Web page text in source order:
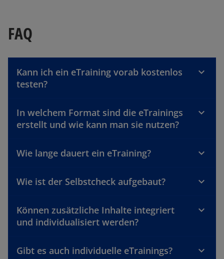
FAQ
Kann ich ein eTraining vorab kostenlos
testen?
In welchem Format sind die eTrainings
erstellt und wie kann man sie nutzen?
Wie lange dauert ein eTraining?
Wie ist der Selbstcheck aufgebaut?
Können zusätzliche Inhalte integriert
und individualisiert werden?
Gibt es auch individuelle eTrainings?
ir
i
i
n
r